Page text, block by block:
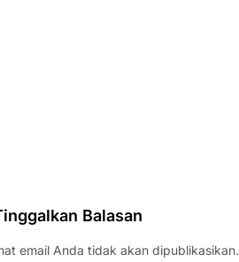
Balasan
email Anda tidak akan dipublikasikan.